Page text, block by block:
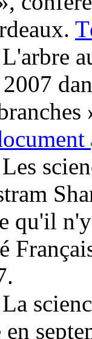
qu'il